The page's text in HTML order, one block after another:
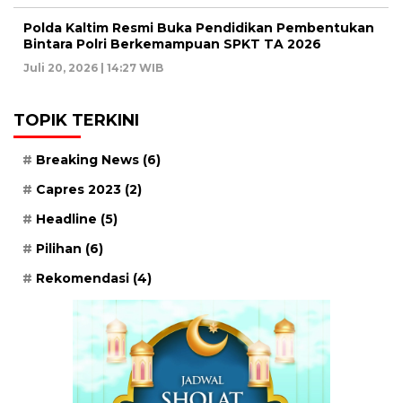
Polda Kaltim Resmi Buka Pendidikan Pembentukan
Bintara Polri Berkemampuan SPKT TA 2026
Juli 20, 2026 | 14:27 WIB
TOPIK TERKINI
Breaking News (6)
Capres 2023 (2)
Headline (5)
Pilihan (6)
Rekomendasi (4)